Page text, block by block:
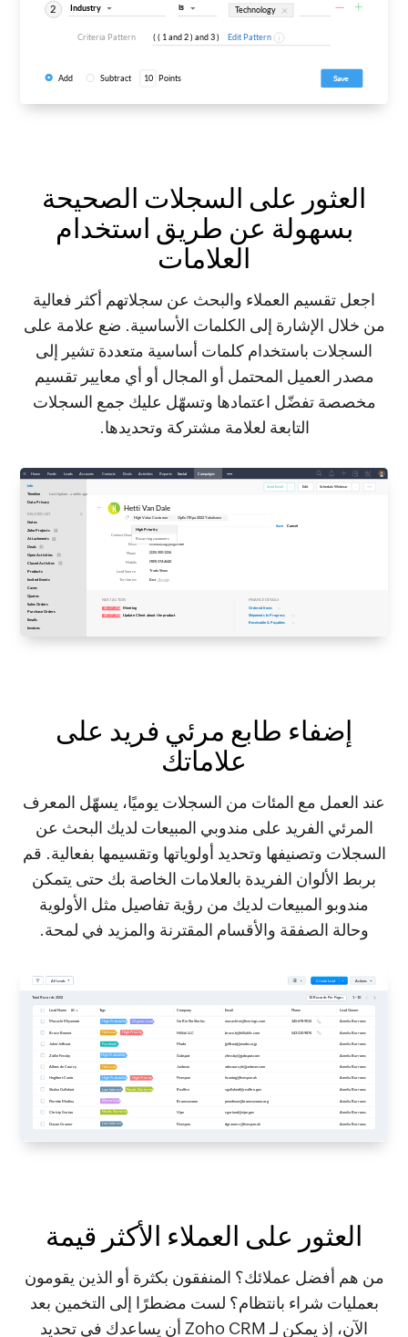
العثور على السجلات الصحيحة
بسهولة عن طريق استخدام
العلامات
اجعل تقسيم العملاء والبحث عن سجلاتهم أكثر فعالية
من خلال الإشارة إلى الكلمات الأساسية. ضع علامة على
السجلات باستخدام كلمات أساسية متعددة تشير إلى
مصدر العميل المحتمل أو المجال أو أي معايير تقسيم
مخصصة تفضّل اعتمادها وتسهّل عليك جمع السجلات
التابعة لعلامة مشتركة وتحديدها.
إضفاء طابع مرئي فريد على
علاماتك
عند العمل مع المئات من السجلات يوميًا، يسهّل المعرف
المرئي الفريد على مندوبي المبيعات لديك البحث عن
السجلات وتصنيفها وتحديد أولوياتها وتقسيمها بفعالية. قم
بربط الألوان الفريدة بالعلامات الخاصة بك حتى يتمكن
مندوبو المبيعات لديك من رؤية تفاصيل مثل الأولوية
وحالة الصفقة والأقسام المقترنة والمزيد في لمحة.
العثور على العملاء الأكثر قيمة
من هم أفضل عملائك؟ المنفقون بكثرة أو الذين يقومون
بعمليات شراء بانتظام؟ لست مضطرًا إلى التخمين بعد
الآن، إذ يمكن لـ Zoho CRM أن يساعدك في تحديد